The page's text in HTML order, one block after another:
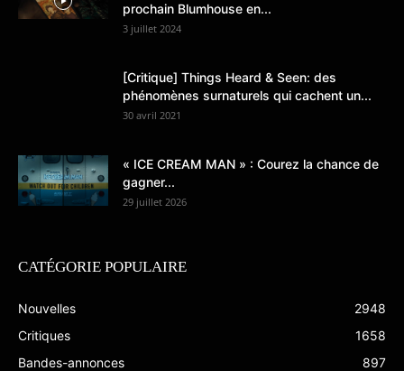
prochain Blumhouse en...
3 juillet 2024
[Critique] Things Heard & Seen: des
phénomènes surnaturels qui cachent un...
30 avril 2021
« ICE CREAM MAN » : Courez la chance de
gagner...
29 juillet 2026
CATÉGORIE POPULAIRE
Nouvelles
2948
Critiques
1658
Bandes-annonces
897